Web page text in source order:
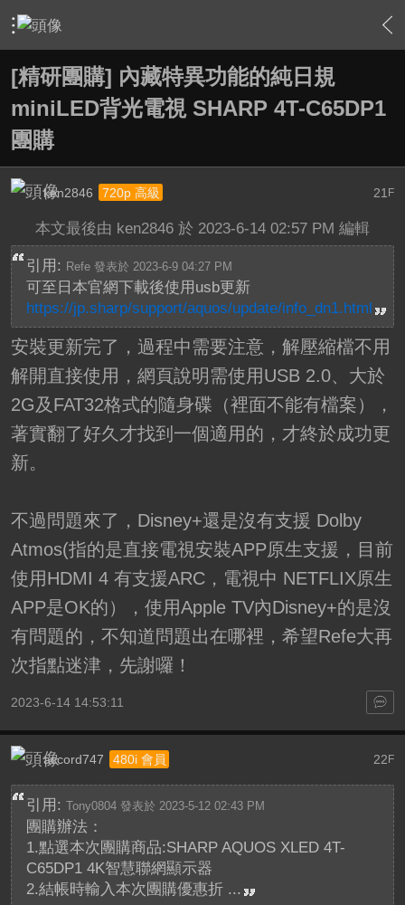
› 敗家特區 For Sale or Trade › 一起團購區 Group Buy › 內
[精研團購] 內藏特異功能的純日規
miniLED背光電視 SHARP 4T-C65DP1
團購
21 F
ken2846 720p 高級
本文最後由 ken2846 於 2023-6-14 02:57 PM 編輯
引用: Refe 發表於 2023-6-9 04:27 PM
可至日本官網下載後使用usb更新
https://jp.sharp/support/aquos/update/info_dn1.html
安裝更新完了，過程中需要注意，解壓縮檔不用
解開直接使用，網頁說明需使用USB 2.0、大於
2G及FAT32格式的隨身碟（裡面不能有檔案），
著實翻了好久才找到一個適用的，才終於成功更
新。
不過問題來了，Disney+還是沒有支援 Dolby
Atmos(指的是直接電視安裝APP原生支援，目前
使用HDMI 4 有支援ARC，電視中 NETFLIX原生
APP是OK的），使用Apple TV內Disney+的是沒
有問題的，不知道問題出在哪裡，希望Refe大再
次指點迷津，先謝囉！
2023-6-14 14:53:11
22 F
accord747 480i 會員
引用: Tony0804 發表於 2023-5-12 02:43 PM
團購辦法：
1.點選本次團購商品:SHARP AQUOS XLED 4T-
C65DP1 4K智慧聯網顯示器
2.結帳時輸入本次團購優惠折 ...